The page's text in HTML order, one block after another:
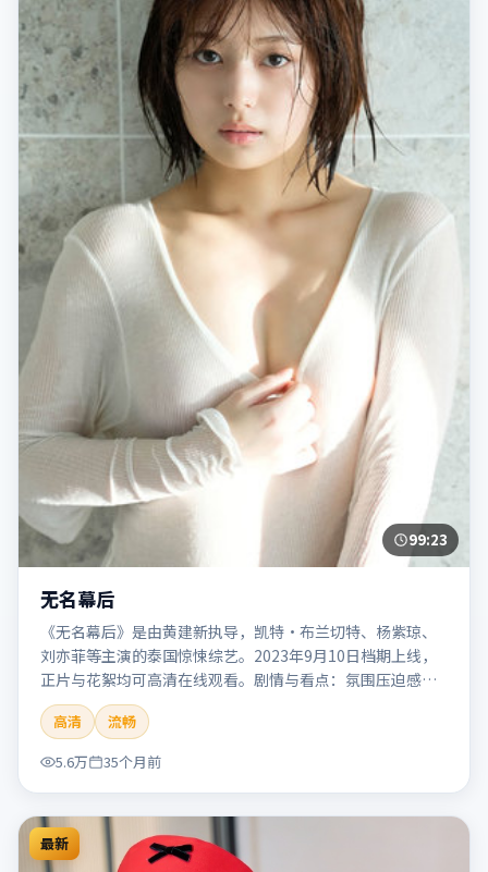
99:23
无名幕后
《无名幕后》是由黄建新执导，凯特·布兰切特、杨紫琼、
刘亦菲等主演的泰国惊悚综艺。2023年9月10日档期上线，
正片与花絮均可高清在线观看。剧情与看点：氛围压迫感
强，节奏紧张，适合追求刺激观影体验的观众。本片适合检
索「无名幕后」「黄建新」「惊悚」「泰国」「2023」
「2023-09-10上映」等关键词的影迷阅读简介与主创信息。
高清
流畅
5.6万
35个月前
最新